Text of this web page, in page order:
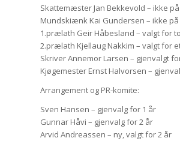
Skattemæster Jan Bekkevold – ikke
Mundskiænk Kai Gundersen – ikke
1.prælath Geir Håbesland – valgt for
2.prælath Kjellaug Nakkim – valgt for
Skriver Annemor Larsen – gjenvalgt
Kjøgemester Ernst Halvorsen –
Arrangement og PR-komite:
Sven Hansen – gjenvalg for 1 år
Gunnar Håvi – gjenvalg for 2 år
Arvid Andreassen – ny, valgt for 2 år